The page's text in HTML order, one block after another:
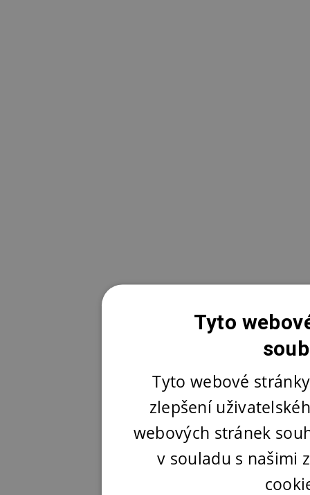
Tyto
Tyto webové
zlepšení
webových stránek
v souladu s našimi